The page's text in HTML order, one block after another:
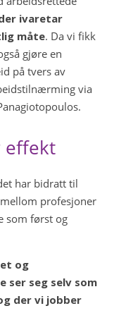
ivaretar
måte. Da vi fikk
gjøre en
på tvers av
via
effekt
har bidratt til
profesjoner
som først og
og
ser seg selv som
der vi jobber